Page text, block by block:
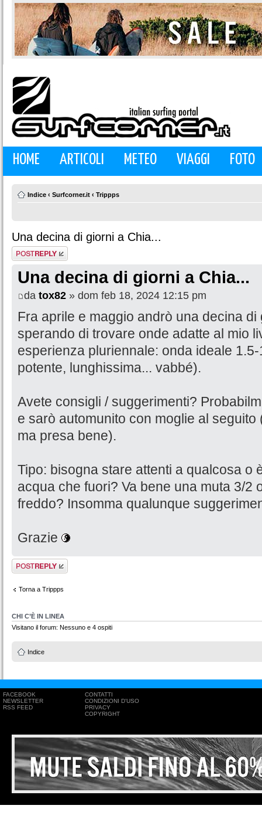
HOME ARTICOLI METEO VIAGGI FOTO
Indice ‹ Surfcorner.it ‹ Trippps
Una decina di giorni a Chia...
Rispondi al
messaggio
Una decina di giorni a Chia...
da tox82 » dom feb 18, 2024 12:15 pm
Fra aprile e maggio andrò una decina
sperando di trovare onde adatte al mio
esperienza pluriennale: onda ideale
potente, lunghissima... vabbé).
Avete consigli / suggerimenti?
e sarò automunito con moglie al
ma presa bene).
Tipo: bisogna stare attenti a qualcosa o
acqua che fuori? Va bene una muta 3/2
freddo? Insomma qualunque
Grazie
Rispondi al
messaggio
Torna a Trippps
CHI C’È IN LINEA
Visitano il forum: Nessuno e 4 ospiti
Indice
FACEBOOK
NEWSLETTER
RSS FEED
CONTATTI
CONDIZIONI D'USO
PRIVACY
COPYRIGHT